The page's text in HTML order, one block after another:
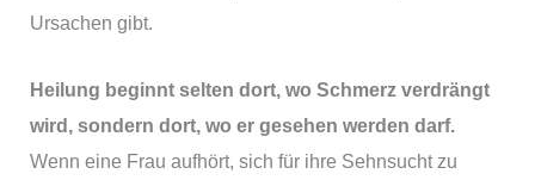
Ursachen gibt.
Heilung beginnt selten dort, wo Schmerz verdrängt
wird, sondern dort, wo er gesehen werden darf.
Wenn eine Frau aufhört, sich für ihre Sehnsucht zu